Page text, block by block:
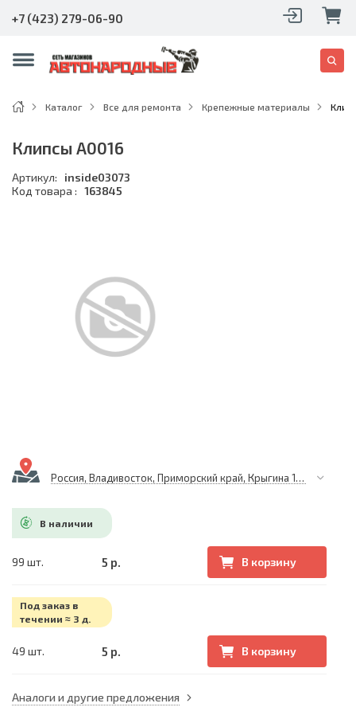
+7 (423) 279-06-90
Каталог Все для ремонта Крепежные материалы
Клипсы A0016
Артикул:
inside03073
Код товара : 163845
Россия, Владивосток, Приморский край, Крыгина 105
В наличии
99 шт. 5 р. В корзину
Под заказ в
течении ≈ 3 д.
49 шт. 5 р. В корзину
Аналоги и другие предложения